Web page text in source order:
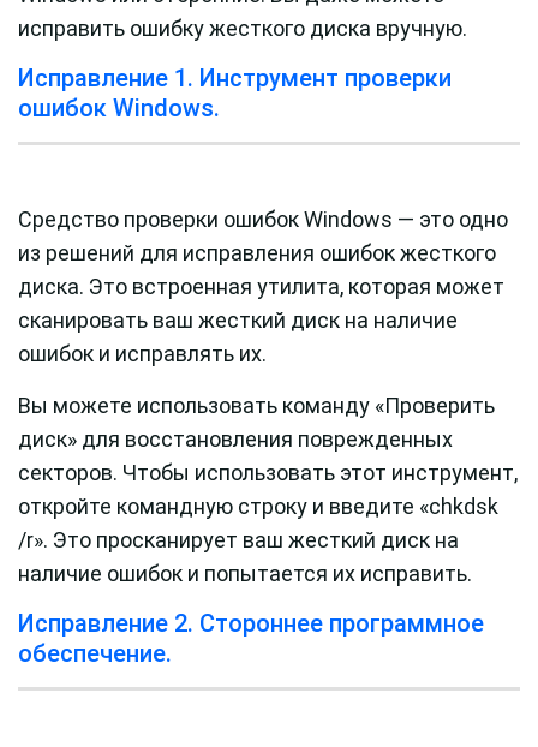
исправить ошибку жесткого диска вручную.
Исправление 1. Инструмент проверки
ошибок Windows.
Средство проверки ошибок Windows — это одно
из решений для исправления ошибок жесткого
диска. Это встроенная утилита, которая может
сканировать ваш жесткий диск на наличие
ошибок и исправлять их.
Вы можете использовать команду «Проверить
диск» для восстановления поврежденных
секторов. Чтобы использовать этот инструмент,
откройте командную строку и введите «chkdsk
/r». Это просканирует ваш жесткий диск на
наличие ошибок и попытается их исправить.
Исправление 2. Стороннее программное
обеспечение.